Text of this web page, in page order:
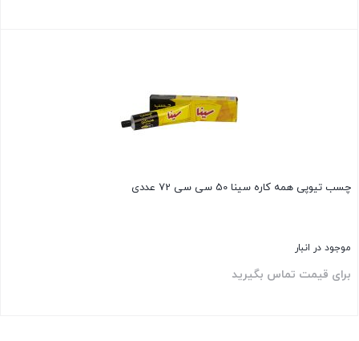
چسب تیوپی همه کاره سینا 50 سی سی 72 عددی
موجود در انبار
برای قیمت تماس بگیرید